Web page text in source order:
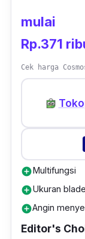
mulai
Rp.371
Cek harga
add_circleMultifungsi
add_circleUkuran
add_circleAngin
Editor's